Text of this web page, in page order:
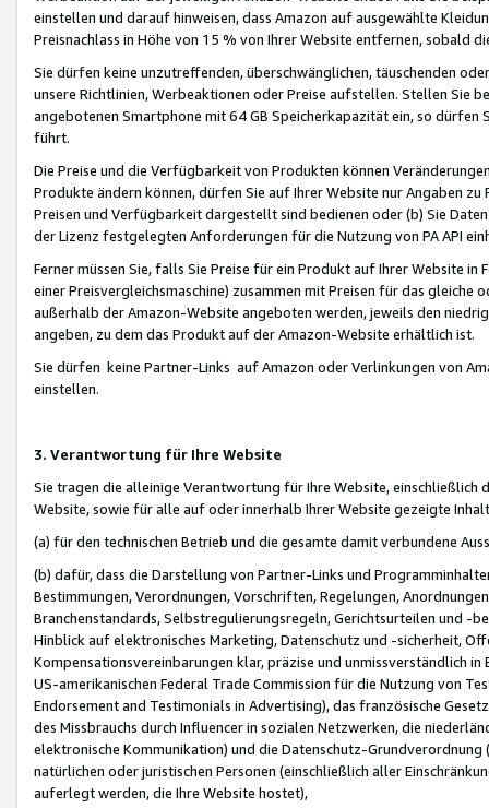
einstellen und darauf hinweisen, dass Amazon auf ausgewählte
Preisnachlass in Höhe von 15 % von Ihrer Website entfernen, sobald
Sie dürfen keine unzutreffenden, überschwänglichen, täuschenden
unsere Richtlinien, Werbeaktionen oder Preise aufstellen. Stellen Sie
angebotenen Smartphone mit 64 GB Speicherkapazität ein, so dürfen
führt.
Die Preise und die Verfügbarkeit von Produkten können
Produkte ändern können, dürfen Sie auf Ihrer Website nur Angaben
Preisen und Verfügbarkeit dargestellt sind bedienen oder (b) Sie
der Lizenz festgelegten Anforderungen für die Nutzung von PA API
Ferner müssen Sie, falls Sie Preise für ein Produkt auf Ihrer Website
einer Preisvergleichsmaschine) zusammen mit Preisen für das
außerhalb der Amazon-Website angeboten werden, jeweils den
angeben, zu dem das Produkt auf der Amazon-Website erhältlich ist.
Sie dürfen keine Partner-Links auf Amazon oder Verlinkungen von
einstellen.
3. Verantwortung für Ihre Website
Sie tragen die alleinige Verantwortung für Ihre Website,
Website, sowie für alle auf oder innerhalb Ihrer Website gezeigte
(a) für den technischen Betrieb und die gesamte damit verbundene
(b) dafür, dass die Darstellung von Partner-Links und
Bestimmungen, Verordnungen, Vorschriften, Regelungen,
Branchenstandards, Selbstregulierungsregeln, Gerichtsurteilen und -
Hinblick auf elektronisches Marketing, Datenschutz und -sicherheit,
Kompensationsvereinbarungen klar, präzise und unmissverständlich
US-amerikanischen Federal Trade Commission für die Nutzung von
Endorsement and Testimonials in Advertising), das französische
des Missbrauchs durch Influencer in sozialen Netzwerken, die
elektronische Kommunikation) und die Datenschutz-
natürlichen oder juristischen Personen (einschließlich aller
auferlegt werden, die Ihre Website hostet),